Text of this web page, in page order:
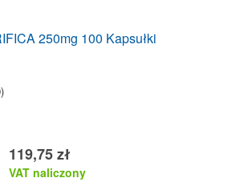
250mg 100 Kapsułki
119,75 zł
VAT naliczony